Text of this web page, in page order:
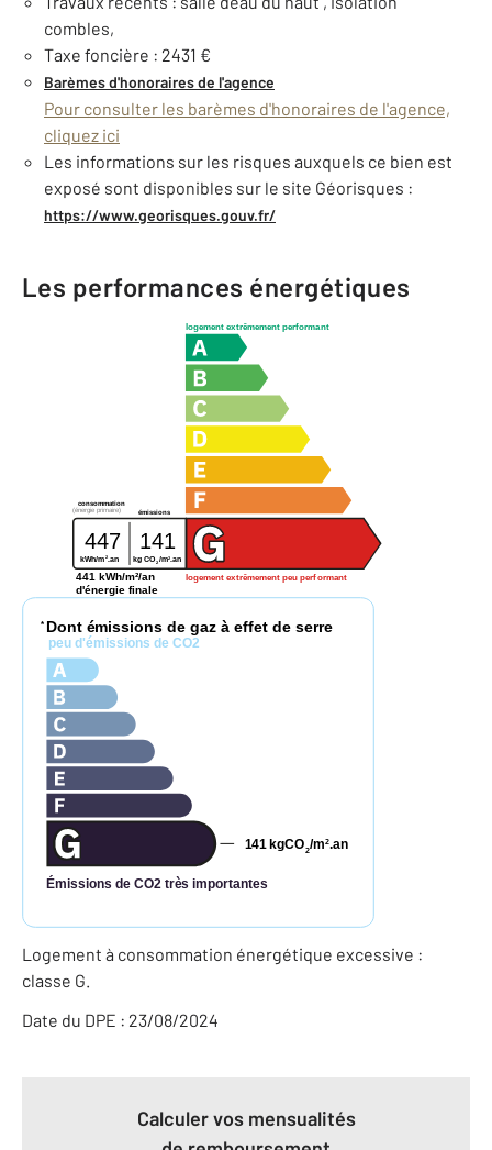
combles,
Taxe foncière : 2431 €
Barèmes d'honoraires de l'agence
Pour consulter les barèmes d'honoraires de l'agence,
cliquez ici
Les informations sur les risques auxquels ce bien est
exposé sont disponibles sur le site Géorisques :
https://www.georisques.gouv.fr/
Les performances énergétiques
logement extrêmement performant
logement extrêmement peu performant
consommation
émissions
(énergie primaire)
447 141
kWh/m2.an kg CO2/m2 .an
441 kWh/m²/an
d'énergie finale
* Dont émissions de gaz à effet de serre
peu d'émissions de CO2
Émissions de CO2 très importantes
kgCO2/m2.an
141
Logement à consommation énergétique excessive :
classe G.
Date du DPE : 23/08/2024
Calculer vos mensualités